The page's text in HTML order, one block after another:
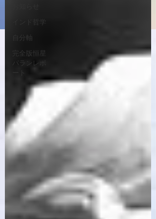
インド哲学
自分軸
完全版恒星
パランレポ
ート